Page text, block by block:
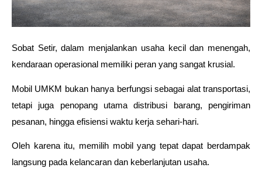
Sobat Setir, dalam menjalankan usaha kecil dan menengah,
kendaraan operasional memiliki peran yang sangat krusial.
Mobil UMKM bukan hanya berfungsi sebagai alat transportasi,
tetapi juga penopang utama distribusi barang, pengiriman
pesanan, hingga efisiensi waktu kerja sehari-hari.
Oleh karena itu, memilih mobil yang tepat dapat berdampak
langsung pada kelancaran dan keberlanjutan usaha.